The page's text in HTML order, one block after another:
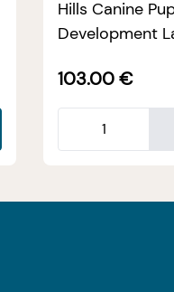
Hills Canine
Development
103.00 €